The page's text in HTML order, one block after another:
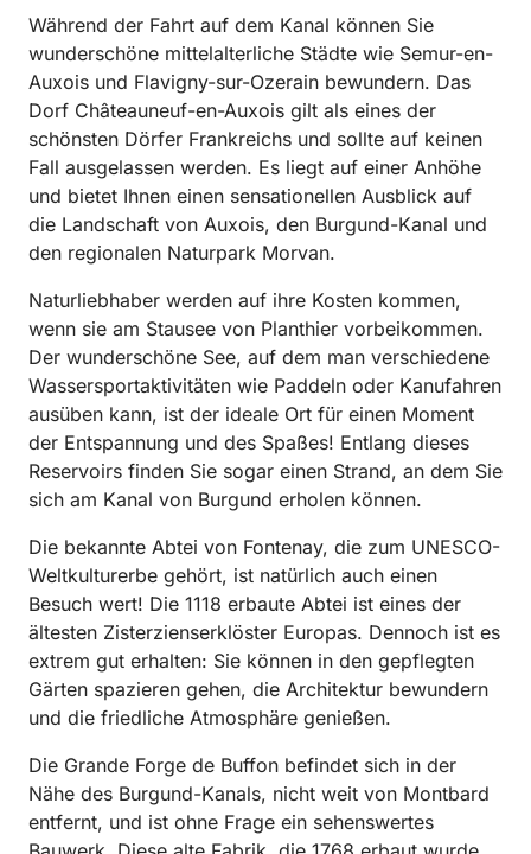
Während der Fahrt auf dem Kanal können Sie
wunderschöne mittelalterliche Städte wie Semur-en-
Auxois und Flavigny-sur-Ozerain bewundern. Das
Dorf Châteauneuf-en-Auxois gilt als eines der
schönsten Dörfer Frankreichs und sollte auf keinen
Fall ausgelassen werden. Es liegt auf einer Anhöhe
und bietet Ihnen einen sensationellen Ausblick auf
die Landschaft von Auxois, den Burgund-Kanal und
den regionalen Naturpark Morvan.
Naturliebhaber werden auf ihre Kosten kommen,
wenn sie am Stausee von Planthier vorbeikommen.
Der wunderschöne See, auf dem man verschiedene
Wassersportaktivitäten wie Paddeln oder Kanufahren
ausüben kann, ist der ideale Ort für einen Moment
der Entspannung und des Spaßes! Entlang dieses
Reservoirs finden Sie sogar einen Strand, an dem Sie
sich am Kanal von Burgund erholen können.
Die bekannte Abtei von Fontenay, die zum UNESCO-
Weltkulturerbe gehört, ist natürlich auch einen
Besuch wert! Die 1118 erbaute Abtei ist eines der
ältesten Zisterzienserklöster Europas. Dennoch ist es
extrem gut erhalten: Sie können in den gepflegten
Gärten spazieren gehen, die Architektur bewundern
und die friedliche Atmosphäre genießen.
Die Grande Forge de Buffon befindet sich in der
Nähe des Burgund-Kanals, nicht weit von Montbard
entfernt, und ist ohne Frage ein sehenswertes